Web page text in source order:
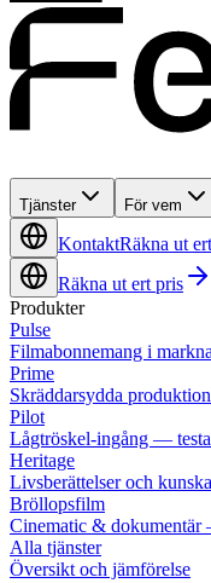
Tjänster För vem
KontaktRäkna ut
Räkna ut ert pris
Produkter
Pulse
Filmabonnemang i
Prime
Skräddarsydda
Pilot
Lågtröskel-ingång —
Heritage
Livsberättelser och
Bröllopsfilm
Cinematic &
Alla tjänster
Översikt och jämförelse